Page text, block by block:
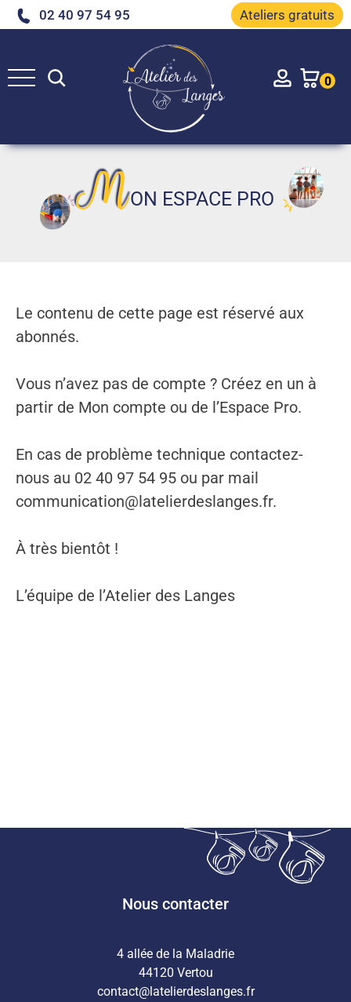
02 40 97 54 95 Ateliers gratuits
Rechercher Account
0
MON ESPACE PRO
Le contenu de cette page est réservé aux
abonnés.
Vous n’avez pas de compte ? Créez en un à
partir de Mon compte ou de l’Espace Pro.
En cas de problème technique contactez-
nous au 02 40 97 54 95 ou par mail
communication@latelierdeslanges.fr.
À très bientôt !
L’équipe de l’Atelier des Langes
Nous contacter
4 allée de la Maladrie
44120 Vertou
contact@latelierdeslanges.fr